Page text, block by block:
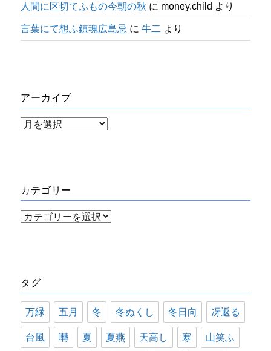
人間に区切てふもの今朝の秋 に money.child より
言葉にて想ふ鎮魂広島忌 に牛二 より
アーカイブ
ア
ブ
カテゴリー
カ
ー
タグ
万緑 五月 冬 冬ぬくし 冬日向 冴返る
台風 囀 夏 夏燕 天高し 寒 山笑ふ